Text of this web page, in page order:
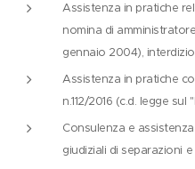
Assistenza in pratiche
nomina di
gennaio 2004),
Assistenza in pratiche
n.112/2016 (c.d. legge
Consulenza e
giudiziali di separazioni e